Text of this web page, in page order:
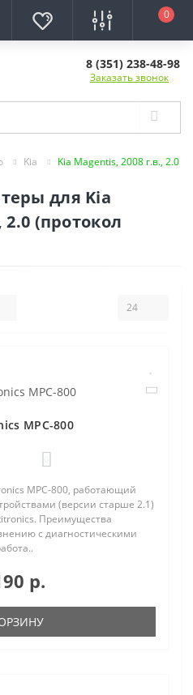
0
8 (351) 238-48-98
Заказать звонок
Kia Kia Magentis, 2008 г.в., 2.0
для Kia
2.0 (протокол
MPC-800
MPC-800, работающий
(версии старше 2.1)
Преимущества
с диагностическими
р.